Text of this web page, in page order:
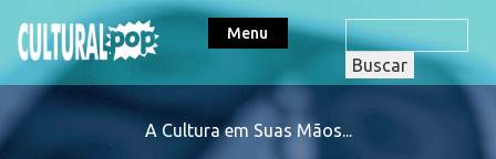
Menu
A Cultura em Suas Mãos...